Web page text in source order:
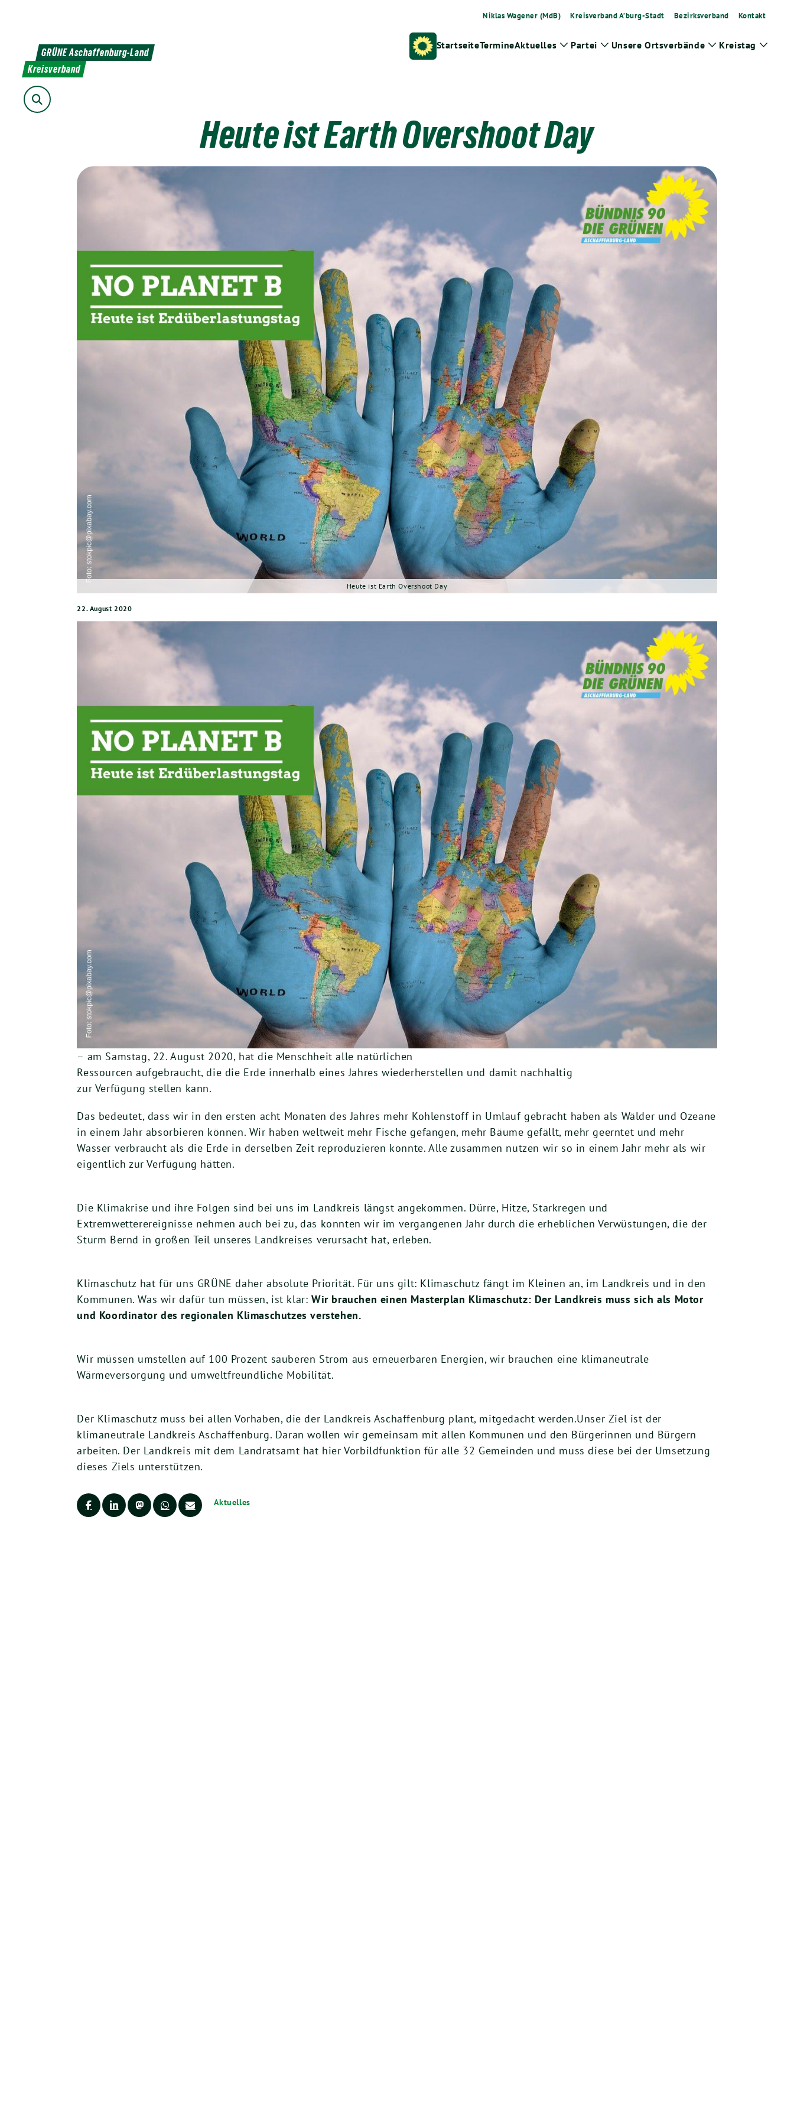
Niklas Wagener (MdB) Kreisverband A’burg-Stadt Bezirksverband Kontakt
GRÜNE Aschaffenburg-Land
Kreisverband
Suche
StartseiteTermineAktuelles Zeige
Partei Zeige
Unsere Ortsverbände Zeige
Kreistag
Zeige
Heute ist Earth Overshoot Day
Heute ist Earth Overshoot Day
22. August 2020
– am Samstag, 22. August 2020, hat die Menschheit alle natürlichen
Ressourcen aufgebraucht, die die Erde innerhalb eines Jahres wiederherstellen und damit nachhaltig
zur Verfügung stellen kann.
Das bedeutet, dass wir in den ersten acht Monaten des Jahres mehr Kohlenstoff in Umlauf gebracht haben als Wälder und Ozeane
in einem Jahr absorbieren können. Wir haben weltweit mehr Fische gefangen, mehr Bäume gefällt, mehr geerntet und mehr
Wasser verbraucht als die Erde in derselben Zeit reproduzieren konnte. Alle zusammen nutzen wir so in einem Jahr mehr als wir
eigentlich zur Verfügung hätten.
Die Klimakrise und ihre Folgen sind bei uns im Landkreis längst angekommen. Dürre, Hitze, Starkregen und
Extremwetterereignisse nehmen auch bei zu, das konnten wir im vergangenen Jahr durch die erheblichen Verwüstungen, die der
Sturm Bernd in großen Teil unseres Landkreises verursacht hat, erleben.
Klimaschutz hat für uns GRÜNE daher absolute Priorität. Für uns gilt: Klimaschutz fängt im Kleinen an, im Landkreis und in den
Kommunen. Was wir dafür tun müssen, ist klar: Wir brauchen einen Masterplan Klimaschutz: Der Landkreis muss sich als Motor
und Koordinator des regionalen Klimaschutzes verstehen.
Wir müssen umstellen auf 100 Prozent sauberen Strom aus erneuerbaren Energien, wir brauchen eine klimaneutrale
Wärmeversorgung und umweltfreundliche Mobilität.
Der Klimaschutz muss bei allen Vorhaben, die der Landkreis Aschaffenburg plant, mitgedacht werden.Unser Ziel ist der
klimaneutrale Landkreis Aschaffenburg. Daran wollen wir gemeinsam mit allen Kommunen und den Bürgerinnen und Bürgern
arbeiten. Der Landkreis mit dem Landratsamt hat hier Vorbildfunktion für alle 32 Gemeinden und muss diese bei der Umsetzung
dieses Ziels unterstützen.
Aktuelles